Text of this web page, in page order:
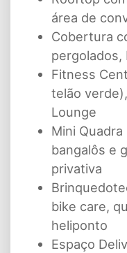
área de
Cobertura
pergolados,
Fitness
telão
Lounge
Mini
bangalôs e
privativa
bike care,
heliponto
Espaço